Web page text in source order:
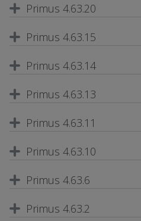
Primus 4.63.20
Primus 4.63.15
Primus 4.63.14
Primus 4.63.13
Primus 4.63.11
Primus 4.63.10
Primus 4.63.6
Primus 4.63.2